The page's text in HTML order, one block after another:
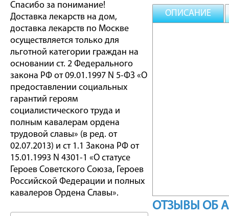
Спасибо за понимание!
Доставка лекарств на дом,
доставка лекарств по Москве
осуществляется только для
льготной категории граждан на
основании ст. 2 Федерального
закона РФ от 09.01.1997 N 5-ФЗ «О
предоставлении социальных
гарантий героям
социалистического труда и
полным кавалерам ордена
трудовой славы» (в ред. от
02.07.2013) и ст 1.1 Закона РФ от
15.01.1993 N 4301-1 «О статусе
Героев Советского Союза, Героев
Российской Федерации и полных
кавалеров Ордена Славы».
ОПИСАНИЕ
ОТЗЫВЫ ОБ